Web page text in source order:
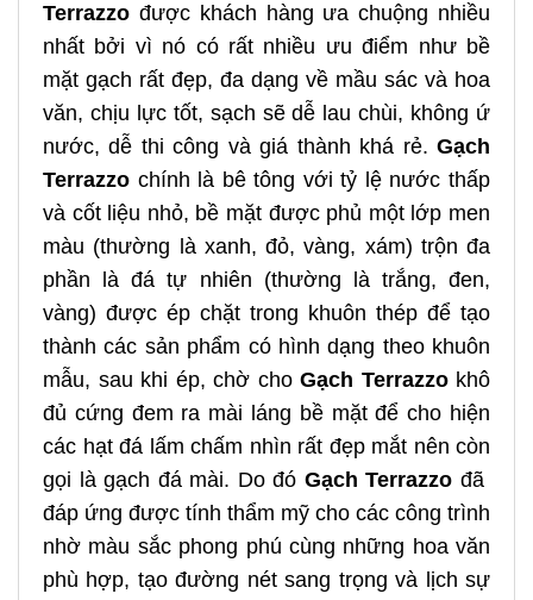
Terrazzo được khách hàng ưa chuộng nhiều
nhất bởi vì nó có rất nhiều ưu điểm như bề
mặt gạch rất đẹp, đa dạng về mầu sác và hoa
văn, chịu lực tốt, sạch sẽ dễ lau chùi, không ứ
nước, dễ thi công và giá thành khá rẻ. Gạch
Terrazzo chính là bê tông với tỷ lệ nước thấp
và cốt liệu nhỏ, bề mặt được phủ một lớp men
màu (thường là xanh, đỏ, vàng, xám) trộn đa
phần là đá tự nhiên (thường là trắng, đen,
vàng) được ép chặt trong khuôn thép để tạo
thành các sản phẩm có hình dạng theo khuôn
mẫu, sau khi ép, chờ cho Gạch Terrazzo khô
đủ cứng đem ra mài láng bề mặt để cho hiện
các hạt đá lấm chấm nhìn rất đẹp mắt nên còn
gọi là gạch đá mài. Do đó Gạch Terrazzo đã
đáp ứng được tính thẩm mỹ cho các công trình
nhờ màu sắc phong phú cùng những hoa văn
phù hợp, tạo đường nét sang trọng và lịch sự